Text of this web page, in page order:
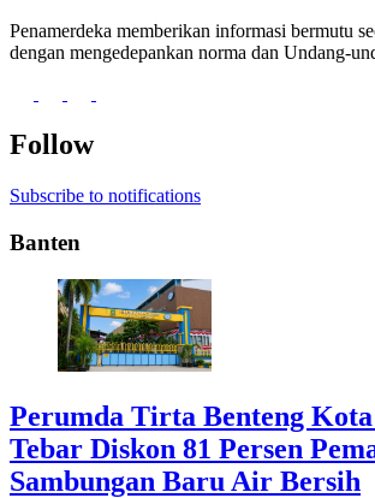
Penamerdeka memberikan informasi bermutu
dengan mengedepankan norma dan Undang-
Follow
Subscribe to notifications
Banten
Perumda Tirta Benteng
Tebar Diskon 81 Persen
Sambungan Baru Air Bersih